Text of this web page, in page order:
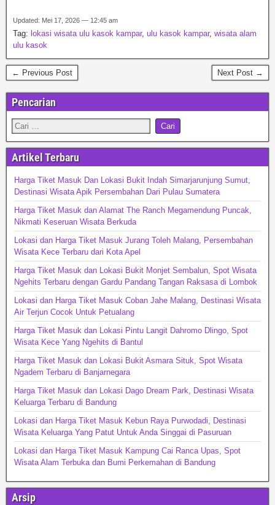
Updated: Mei 17, 2026 — 12:45 am
Tag: lokasi wisata ulu kasok kampar, ulu kasok kampar, wisata alam
ulu kasok
← Previous Post Next Post →
Pencarian
Artikel Terbaru
Harga Tiket Masuk Dan Lokasi Bukit Indah Simarjarunjung Sumut,
Destinasi Wisata Apik Persembahan Dari Pulau Sumatera
Harga Tiket Masuk dan Alamat The Ranch Megamendung Puncak,
Nikmati Keseruan Wisata Berkuda
Lokasi dan Harga Tiket Masuk Jurang Toleh Malang, Persembahan
Wisata Kece Terbaru dari Kota Apel
Harga Tiket Masuk dan Lokasi Bukit Monjet Sembalun, Spot Wisata
Ngehits Terbaru dengan Gardu Pandang Tangan Raksasa di Lombok
Lokasi dan Harga Tiket Masuk Coban Jahe Malang, Destinasi Wisata
Air Terjun Cocok Untuk Petualang
Harga Tiket Masuk dan Lokasi Pintu Langit Dahromo Dlingo, Spot
Wisata Kece Yang Ngehits di Bantul
Harga Tiket Masuk dan Lokasi Bukit Asmara Situk, Spot Wisata
Ngadem Terbaru di Banjarnegara
Harga Tiket Masuk dan Lokasi Dago Dream Park, Destinasi Wisata
Keluarga Terbaru di Bandung
Lokasi dan Harga Tiket Masuk Kebun Raya Purwodadi, Destinasi
Wisata Keluarga Yang Patut Untuk Anda Singgai di Pasuruan
Lokasi dan Harga Tiket Masuk Kampung Cai Ranca Upas, Spot
Wisata Alam Terbuka dan Bumi Perkemahan di Bandung
Arsip